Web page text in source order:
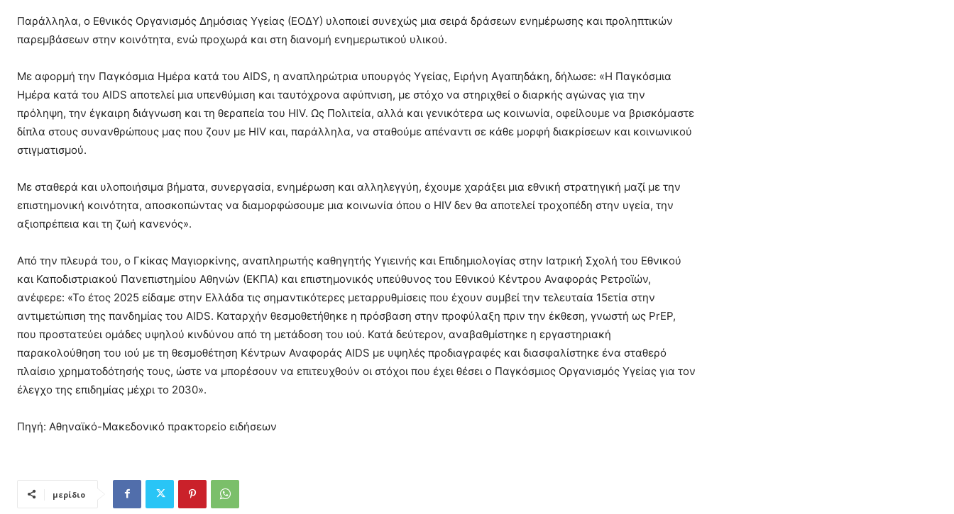
Παράλληλα, ο Εθνικός Οργανισμός Δημόσιας Υγείας (ΕΟΔΥ) υλοποιεί συνεχώς μια σειρά δράσεων ενημέρωσης και προληπτικών
παρεμβάσεων στην κοινότητα, ενώ προχωρά και στη διανομή ενημερωτικού υλικού.
Με αφορμή την Παγκόσμια Ημέρα κατά του AIDS, η αναπληρώτρια υπουργός Υγείας, Ειρήνη Αγαπηδάκη, δήλωσε: «Η Παγκόσμια
Ημέρα κατά του AIDS αποτελεί μια υπενθύμιση και ταυτόχρονα αφύπνιση, με στόχο να στηριχθεί ο διαρκής αγώνας για την
πρόληψη, την έγκαιρη διάγνωση και τη θεραπεία του HIV. Ως Πολιτεία, αλλά και γενικότερα ως κοινωνία, οφείλουμε να βρισκόμαστε
δίπλα στους συνανθρώπους μας που ζουν με HIV και, παράλληλα, να σταθούμε απέναντι σε κάθε μορφή διακρίσεων και κοινωνικού
στιγματισμού.
Με σταθερά και υλοποιήσιμα βήματα, συνεργασία, ενημέρωση και αλληλεγγύη, έχουμε χαράξει μια εθνική στρατηγική μαζί με την
επιστημονική κοινότητα, αποσκοπώντας να διαμορφώσουμε μια κοινωνία όπου ο HIV δεν θα αποτελεί τροχοπέδη στην υγεία, την
αξιοπρέπεια και τη ζωή κανενός».
Από την πλευρά του, ο Γκίκας Μαγιορκίνης, αναπληρωτής καθηγητής Υγιεινής και Επιδημιολογίας στην Ιατρική Σχολή του Εθνικού
και Καποδιστριακού Πανεπιστημίου Αθηνών (ΕΚΠΑ) και επιστημονικός υπεύθυνος του Εθνικού Κέντρου Αναφοράς Ρετροϊών,
ανέφερε: «Το έτος 2025 είδαμε στην Ελλάδα τις σημαντικότερες μεταρρυθμίσεις που έχουν συμβεί την τελευταία 15ετία στην
αντιμετώπιση της πανδημίας του AIDS. Καταρχήν θεσμοθετήθηκε η πρόσβαση στην προφύλαξη πριν την έκθεση, γνωστή ως PrEP,
που προστατεύει ομάδες υψηλού κινδύνου από τη μετάδοση του ιού. Κατά δεύτερον, αναβαθμίστηκε η εργαστηριακή
παρακολούθηση του ιού με τη θεσμοθέτηση Κέντρων Αναφοράς AIDS με υψηλές προδιαγραφές και διασφαλίστηκε ένα σταθερό
πλαίσιο χρηματοδότησής τους, ώστε να μπορέσουν να επιτευχθούν οι στόχοι που έχει θέσει ο Παγκόσμιος Οργανισμός Υγείας για τον
έλεγχο της επιδημίας μέχρι το 2030».
Πηγή: Αθηναϊκό-Μακεδονικό πρακτορείο ειδήσεων
μερίδιο